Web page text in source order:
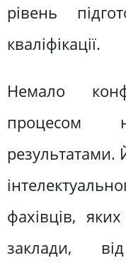
рівень
кваліфікації.
Немало
процесом
результатами.
фахівців,
заклади,